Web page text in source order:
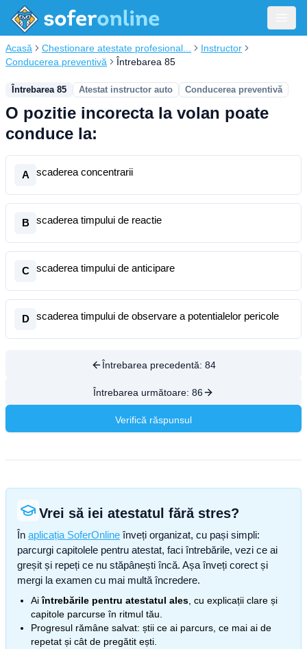
Acasă Chestionare atestate profesional...
Instructor
Conducerea preventivă
Întrebarea 85
Întrebarea 85 Atestat instructor auto Conducerea preventivă
O pozitie incorecta la volan poate
conduce la:
A scaderea concentrarii
B scaderea timpului de reactie
C scaderea timpului de anticipare
D scaderea timpului de observare a potentialelor pericole
Întrebarea precedentă: 84
Întrebarea următoare: 86
Verifică răspunsul
Vrei să iei atestatul fără stres?
În aplicația SoferOnline înveți organizat, cu pași simpli:
parcurgi capitolele pentru atestat, faci întrebările, vezi ce ai
greșit și repeți ce nu stăpânești încă. Așa înveți corect și
mergi la examen cu mai multă încredere.
Aiîntrebările pentru atestatul ales , cu explicații clare și
capitole parcurse în ritmul tău.
Progresul rămâne salvat: știi ce ai parcurs, ce mai ai de
repetat și cât de pregătit ești.